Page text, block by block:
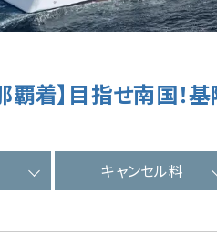
着】目指せ南国！
キャンセル料